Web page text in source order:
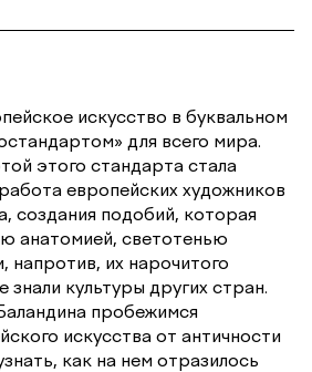
искусство в буквальном
для всего мира.
этого стандарта стала
европейских художников
создания подобий, которая
анатомией, светотенью
напротив, их нарочитого
знали культуры других стран.
пробежимся
искусства от античности
как на нем отразилось